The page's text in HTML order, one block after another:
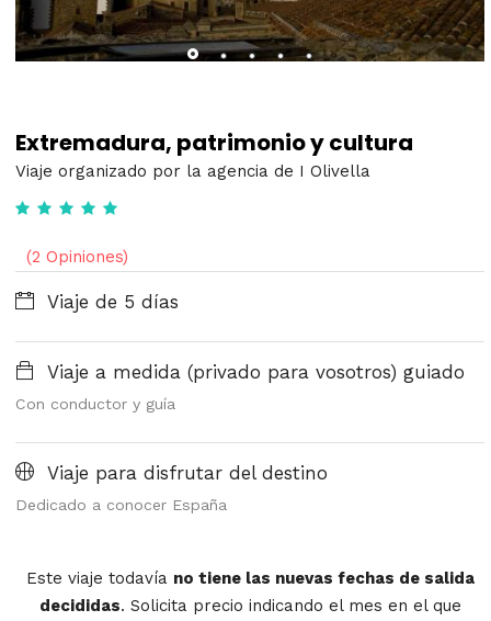
Extremadura, patrimonio y cultura
Viaje organizado por la agencia de I Olivella
(2 Opiniones)
Viaje de 5 días
Viaje a medida (privado para vosotros) guiado
Con conductor y guía
Viaje para disfrutar del destino
Dedicado a conocer España
Este viaje todavía no tiene las nuevas fechas de salida
decididas. Solicita precio indicando el mes en el que